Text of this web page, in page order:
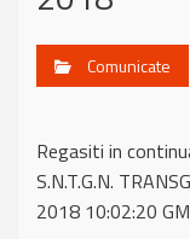
Comunicate
Regasiti in
S.N.T.G.N.
2018 10:02:20